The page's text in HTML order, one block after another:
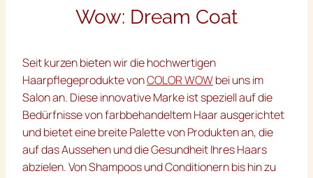
Wow: Dream Coat
Seit kurzen bieten wir die hochwertigen
Haarpflegeprodukte vonCOLOR WOWbei uns im
Salon an. Diese innovative Marke ist speziell auf die
Bedürfnisse von farbbehandeltem Haar ausgerichtet
und bietet eine breite Palette von Produkten an, die
auf das Aussehen und die Gesundheit Ihres Haars
abzielen. Von Shampoos und Conditionern bis hin zu